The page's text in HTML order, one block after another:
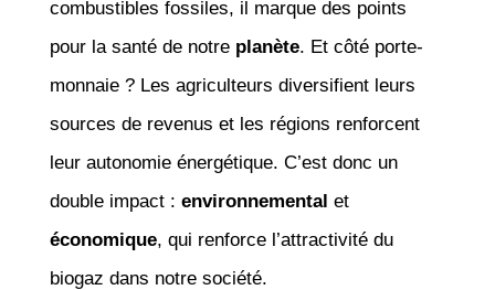
combustibles fossiles, il marque des points
pour la santé de notre planète. Et côté porte-
monnaie ? Les agriculteurs diversifient leurs
sources de revenus et les régions renforcent
leur autonomie énergétique. C’est donc un
double impact : environnemental et
économique, qui renforce l’attractivité du
biogaz dans notre société.